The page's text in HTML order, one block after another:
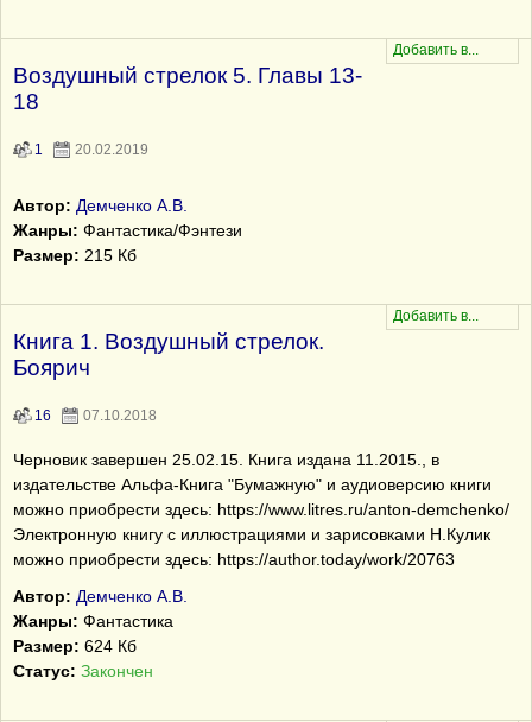
Воздушный стрелок 5. Главы 13-
18
1 20.02.2019
Автор: Демченко А.В.
Жанры: Фантастика/Фэнтези
Размер: 215 Кб
Книга 1. Воздушный стрелок.
Боярич
16 07.10.2018
Черновик завершен 25.02.15. Книга издана 11.2015., в
издательстве Альфа-Книга "Бумажную" и аудиоверсию книги
можно приобрести здесь: https://www.litres.ru/anton-demchenko/
Электронную книгу с иллюстрациями и зарисовками Н.Кулик
можно приобрести здесь: https://author.today/work/20763
Автор: Демченко А.В.
Жанры: Фантастика
Размер: 624 Кб
Статус: Закончен